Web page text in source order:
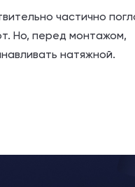
частично
Но, перед монтажом,
натяжной.